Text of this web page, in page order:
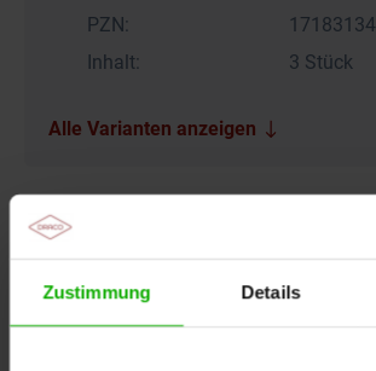
Zustimmung Details
PZN:
17183134
Inhalt:
3 Stück
Alle Varianten anzeigen
Produktinformationen
Wundumgebung